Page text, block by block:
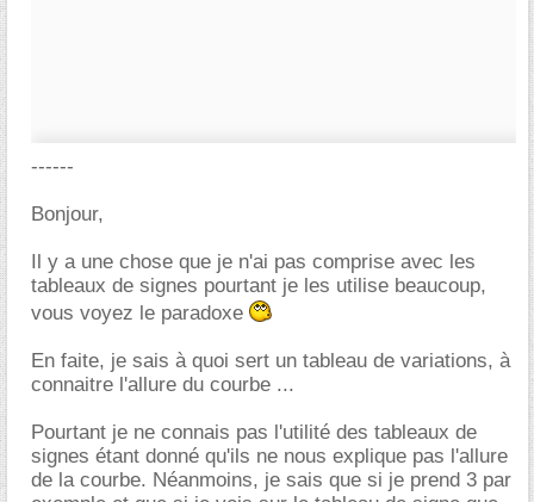
------
Bonjour,
Il y a une chose que je n'ai pas comprise avec les
tableaux de signes pourtant je les utilise beaucoup,
vous voyez le paradoxe
En faite, je sais à quoi sert un tableau de variations, à
connaitre l'allure du courbe ...
Pourtant je ne connais pas l'utilité des tableaux de
signes étant donné qu'ils ne nous explique pas l'allure
de la courbe. Néanmoins, je sais que si je prend 3 par